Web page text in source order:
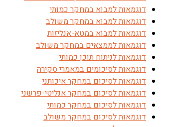
דוגמאות למבוא במחקר כמותי
דוגמאות למבוא במחקר משולב
דוגמאות למבוא במטא-אנליזות
דוגמאות לממצאים במחקר משולב
דוגמאות לניתוח תוכן כמותי
דוגמאות לסיכומים במאמרי סקירה
דוגמאות לסיכום במחקר איכותני
דוגמאות לסיכום במחקר אנליטי-פרשני
דוגמאות לסיכום במחקר כמותי
דוגמאות לסיכום במחקר משולב